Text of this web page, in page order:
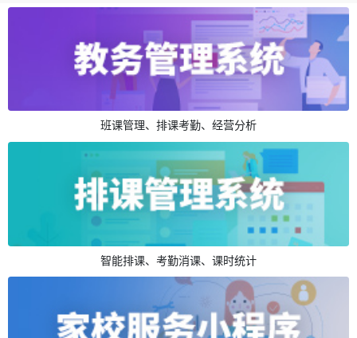
班课管理、排课考勤、经营分析
智能排课、考勤消课、课时统计